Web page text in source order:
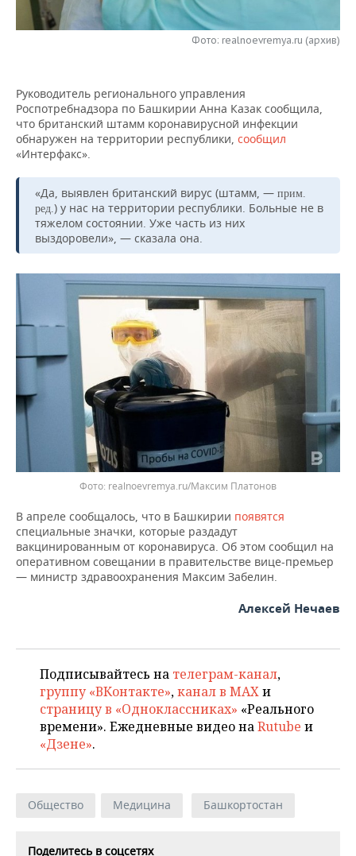
НЕФТЕХИМИЯ
ЭНЕРГЕТИКА
РОЗНИЧНАЯ ТОРГОВЛЯ
УСЛУГИ
НОВОСТИ ТЕХНОЛОГИЙ
МЕДИА
ТЕЛЕКОММУНИКАЦИИ
МЕРОПРИЯТИЯ
ВЫЕЗДНАЯ РЕДАКЦИЯ
БИЗНЕС-БРАНЧИ
ONLINE-КОНФЕРЕНЦИИ
ОТКРЫТАЯ ЛЕКЦИЯ
НОВОСТИ СПОРТА
ФУТБОЛ
ХОККЕЙ
БАСКЕТБОЛ
ВОЛЕЙБОЛ
КИБЕРСПОРТ
ФИГУРНОЕ КАТАНИЕ
ВОДНЫЕ ВИДЫ СПОРТА
ХОККЕЙ С МЯЧОМ
ОБЩЕСТВО
НОВОСТИ ОБЩЕСТВА
ВЛАСТЬ
ИНФРАСТРУКТУРА
ИСТОРИЯ
КУЛЬТУРА
МЕДИЦИНА
ОБРАЗОВАНИЕ
ПРОИСШЕСТВИЯ
ФОТОГАЛЕРЕЯ
СЮЖЕТЫ
СПРАВОЧНИК
СПИСОК ПЕРСОН
СПИСОК КОМПАНИЙ
ПОЛНАЯ ВЕРСИЯ
Фото: realnoevremya.ru (архив)
Руководитель регионального управления
Роспотребнадзора по Башкирии Анна Казак сообщила,
что британский штамм коронавирусной инфекции
обнаружен на территории республики, сообщил
«Интерфакс».
«Да, выявлен британский вирус (штамм, — прим.
ред.) у нас на территории республики. Больные не в
тяжелом состоянии. Уже часть из них
выздоровели», — сказала она.
realnoevremya.ru/Максим Платонов
В апреле сообщалось, что в Башкирии появятся
специальные значки, которые раздадут
вакцинированным от коронавируса. Об этом сообщил на
оперативном совещании в правительстве вице-премьер
— министр здравоохранения Максим Забелин.
Алексей Нечаев
Подписывайтесь на телеграм-канал,
группу «ВКонтакте»,канал в MAXи
страницу в «Одноклассниках» «Реального
времени». Ежедневные видео наRutube и
«Дзене».
Общество Медицина Башкортостан
Поделитесь в соцсетях